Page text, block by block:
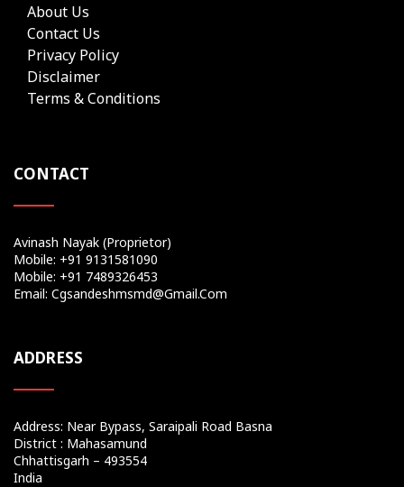
About Us
Contact Us
Privacy Policy
Disclaimer
Terms & Conditions
CONTACT
Avinash Nayak (Proprietor)
Mobile: +91 9131581090
Mobile: +91 7489326453
Email: Cgsandeshmsmd@gmail.com
ADDRESS
Address: Near Bypass, Saraipali Road Basna
District : Mahasamund
Chhattisgarh – 493554
India